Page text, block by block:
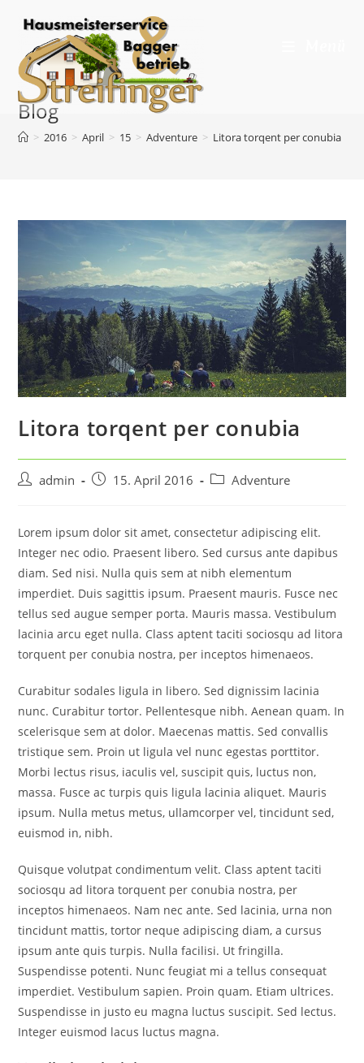
Inhalt
springen
Blog
> 2016 > April > 15 > Adventure > Litora torqent per conubia
Litora torqent per conubia
Beitrags-
admin
Beitrag15. April 2016
Beitrags-
Adventure
Lorem ipsum dolor sit amet, consectetur adipiscing elit.
Integer nec odio. Praesent libero. Sed cursus ante dapibus
diam. Sed nisi. Nulla quis sem at nibh elementum
imperdiet. Duis sagittis ipsum. Praesent mauris. Fusce nec
tellus sed augue semper porta. Mauris massa. Vestibulum
lacinia arcu eget nulla. Class aptent taciti sociosqu ad litora
torquent per conubia nostra, per inceptos himenaeos.
Curabitur sodales ligula in libero. Sed dignissim lacinia
nunc. Curabitur tortor. Pellentesque nibh. Aenean quam. In
scelerisque sem at dolor. Maecenas mattis. Sed convallis
tristique sem. Proin ut ligula vel nunc egestas porttitor.
Morbi lectus risus, iaculis vel, suscipit quis, luctus non,
massa. Fusce ac turpis quis ligula lacinia aliquet. Mauris
ipsum. Nulla metus metus, ullamcorper vel, tincidunt sed,
euismod in, nibh.
Quisque volutpat condimentum velit. Class aptent taciti
sociosqu ad litora torquent per conubia nostra, per
inceptos himenaeos. Nam nec ante. Sed lacinia, urna non
tincidunt mattis, tortor neque adipiscing diam, a cursus
ipsum ante quis turpis. Nulla facilisi. Ut fringilla.
Suspendisse potenti. Nunc feugiat mi a tellus consequat
imperdiet. Vestibulum sapien. Proin quam. Etiam ultrices.
Suspendisse in justo eu magna luctus suscipit. Sed lectus.
Integer euismod lacus luctus magna.